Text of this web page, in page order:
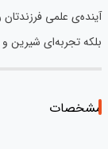
آینده‌ی علمی
بلکه تجربه‌ای شیرین و
مشخصات